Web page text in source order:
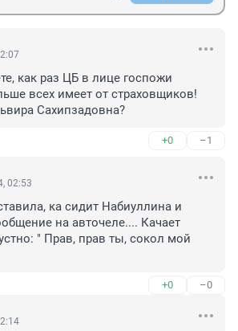
как раз ЦБ в лице госпожи
всех имеет от страховщиков!
Сахипзадовна?
+0 –1
02:53
ка сидит Набиуллина и
на авточеле.... Качает
" Прав, прав ты, сокол мой
+0 –0